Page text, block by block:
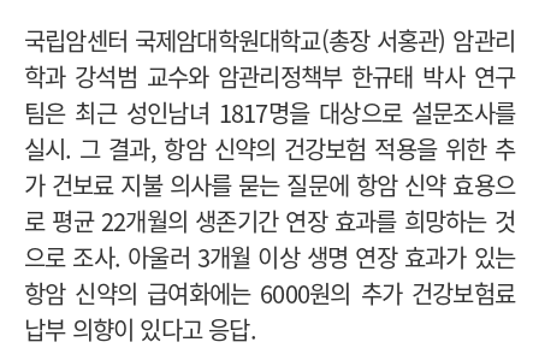
국립암센터 국제암대학원대학교(총장 서홍관) 암관리
학과 강석범 교수와 암관리정책부 한규태 박사 연구
팀은 최근 성인남녀 1817명을 대상으로 설문조사를
실시. 그 결과, 항암 신약의 건강보험 적용을 위한 추
가 건보료 지불 의사를 묻는 질문에 항암 신약 효용으
로 평균 22개월의 생존기간 연장 효과를 희망하는 것
으로 조사. 아울러 3개월 이상 생명 연장 효과가 있는
항암 신약의 급여화에는 6000원의 추가 건강보험료
납부 의향이 있다고 응답.